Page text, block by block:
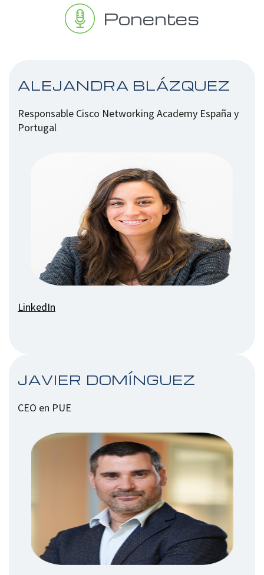
Ponentes
ALEJANDRA BLÁZQUEZ
Responsable Cisco Networking Academy España y
Portugal
LinkedIn
JAVIER DOMÍNGUEZ
CEO en PUE